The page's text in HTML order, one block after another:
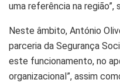
uma referência na região”,
Neste âmbito, António
parceria da Segurança
este funcionamento, no
organizacional”, assim